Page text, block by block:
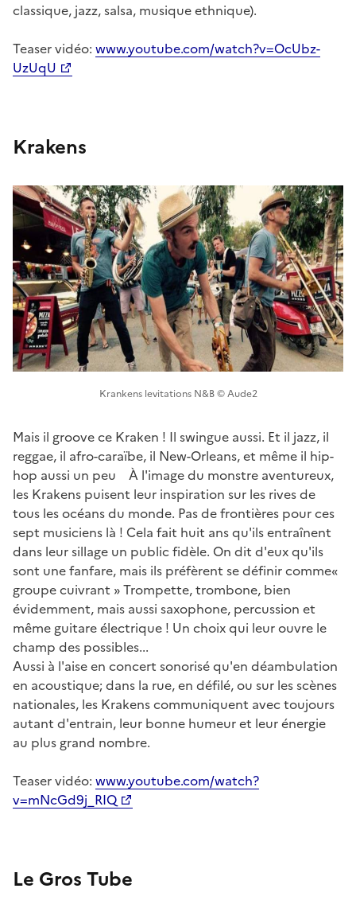
classique, jazz, salsa, musique ethnique).
Teaser vidéo: www.youtube.com/watch?v=OcUbz-
UzUqU
Krakens
Krankens levitations N&B © Aude2
Mais il groove ce Kraken ! Il swingue aussi. Et il jazz, il
reggae, il afro-caraïbe, il New-Orleans, et même il hip-
hop aussi un peu À l'image du monstre aventureux,
les Krakens puisent leur inspiration sur les rives de
tous les océans du monde. Pas de frontières pour ces
sept musiciens là ! Cela fait huit ans qu'ils entraînent
dans leur sillage un public fidèle. On dit d'eux qu'ils
sont une fanfare, mais ils préfèrent se définir comme«
groupe cuivrant » Trompette, trombone, bien
évidemment, mais aussi saxophone, percussion et
même guitare électrique ! Un choix qui leur ouvre le
champ des possibles...
Aussi à l'aise en concert sonorisé qu'en déambulation
en acoustique; dans la rue, en défilé, ou sur les scènes
nationales, les Krakens communiquent avec toujours
autant d'entrain, leur bonne humeur et leur énergie
au plus grand nombre.
Teaser vidéo: www.youtube.com/watch?
v=mNcGd9j_RIQ
Le Gros Tube